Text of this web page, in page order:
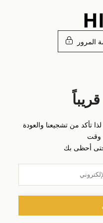
المرور
تأكد من تشجيعنا والعودة